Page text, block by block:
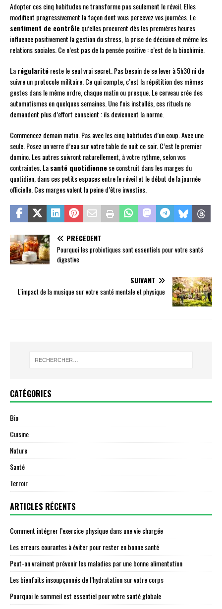
Adopter ces cinq habitudes ne transforme pas seulement le réveil. Elles
modifient progressivement la façon dont vous percevez vos journées. Le
sentiment de contrôlequ’elles procurent dès les premières heures
influence positivement la gestion du stress, la prise de décision et même les
relations sociales. Ce n’est pas de la pensée positive : c’est de la biochimie.
Larégularitéreste le seul vrai secret. Pas besoin de se lever à 5h30 ni de
suivre un protocole militaire. Ce qui compte, c’est la répétition des mêmes
gestes dans le même ordre, chaque matin ou presque. Le cerveau crée des
automatismes en quelques semaines. Une fois installés, ces rituels ne
demandent plus d’effort conscient : ils deviennent la norme.
Commencez demain matin. Pas avec les cinq habitudes d’un coup. Avec une
seule. Posez un verre d’eau sur votre table de nuit ce soir. C’est le premier
domino. Les autres suivront naturellement, à votre rythme, selon vos
contraintes. Lasanté quotidiennese construit dans les marges du
quotidien, dans ces petits espaces entre le réveil et le début de la journée
officielle. Ces marges valent la peine d’être investies.
PRÉCÉDENT
Pourquoi les probiotiques sont essentiels pour votre santé
digestive
SUIVANT
L’impact de la musique sur votre santé mentale et physique
CATÉGORIES
Bio
Cuisine
Nature
Santé
Terroir
ARTICLES RÉCENTS
Comment intégrer l’exercice physique dans une vie chargée
Les erreurs courantes à éviter pour rester en bonne santé
Peut-on vraiment prévenir les maladies par une bonne alimentation
Les bienfaits insoupçonnés de l’hydratation sur votre corps
Pourquoi le sommeil est essentiel pour votre santé globale